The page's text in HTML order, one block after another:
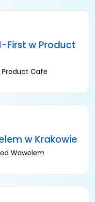
First w Product
Product Cafe
w Krakowie
Wawelem